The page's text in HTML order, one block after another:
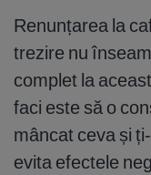
Renunțarea la
trezire nu
complet la
faci este să o
mâncat ceva și
evita efectele